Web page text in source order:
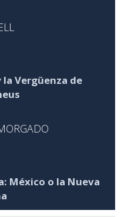
la Vergüenza de
México o la Nueva